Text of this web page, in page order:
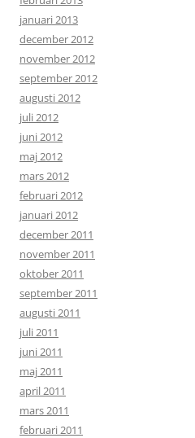
januari 2013
december 2012
november 2012
september 2012
augusti 2012
juli 2012
juni 2012
maj 2012
mars 2012
februari 2012
januari 2012
december 2011
november 2011
oktober 2011
september 2011
augusti 2011
juli 2011
juni 2011
maj 2011
april 2011
mars 2011
februari 2011